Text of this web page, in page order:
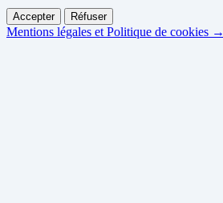
Accepter Réfuser
Mentions légales et Politique de cookies →